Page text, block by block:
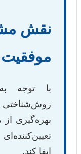
نقش
موفقیت
با توجه
بهره‌گیری
ایفا کند.